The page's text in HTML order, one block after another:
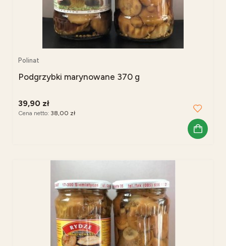
Podgrzybki marynowane 370 g
Polinat
39,90 zł
Cena netto: 38,00 zł